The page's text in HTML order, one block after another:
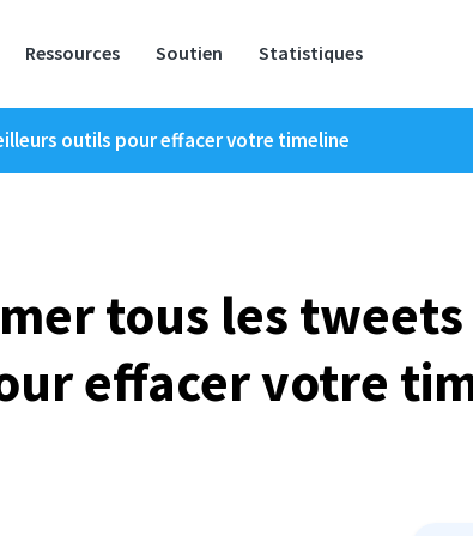
Ressources Soutien Statistiques
outils pour effacer votre timeline
tous les
effacer votre